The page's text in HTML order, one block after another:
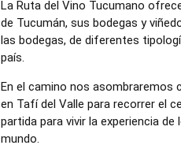
La Ruta del Vino Tucumano
de Tucumán, sus bodegas y
las bodegas, de diferentes
país.
En el camino nos asombraremos
en Tafí del Valle para recorrer el
partida para vivir la experiencia
mundo.